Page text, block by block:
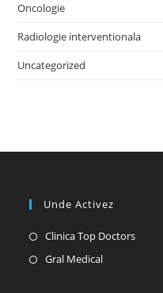
Oncologie
Radiologie interventionala
Uncategorized
Unde Activez
Clinica Top DoctorsOpens
Gral MedicalOpens